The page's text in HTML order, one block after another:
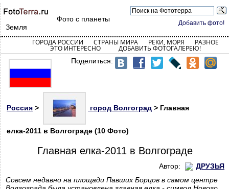
Добавить фото!
Фото с планеты
Земля
ГОРОДА РОССИИ СТРАНЫ МИРА РЕКИ, МОРЯ РАЗНОЕ
ЭТО ИНТЕРЕСНО ДОБАВИТЬ ФОТОГАЛЕРЕЮ!
Поделиться:
Россия > город Волгоград > Главная
елка-2011 в Волгограде (10 Фото)
Главная елка-2011 в Волгограде
Автор:
ДРУЗЬЯ
Совсем недавно на площади Павших Борцов в самом центре